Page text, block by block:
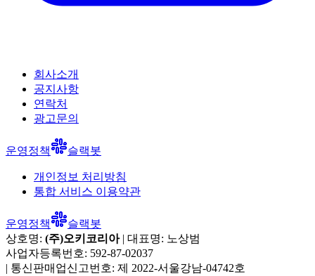
회사소개
공지사항
연락처
광고문의
운영정책 슬랙봇
개인정보 처리방침
통합 서비스 이용약관
운영정책
슬랙봇
상호명: (주)오키코리아| 대표명: 노상범
사업자등록번호: 592-87-02037
| 통신판매업신고번호: 제 2022-서울강남-04742호